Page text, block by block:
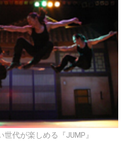
代が楽しめる『JUMP』